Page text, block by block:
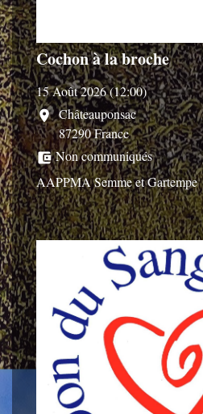
Cochon à la broche
15 Août 2026 (12:00)
location_on Châteauponsac
87290 France
account_balance_wallet Non communiqués
AAPPMA Semme et Gartempe